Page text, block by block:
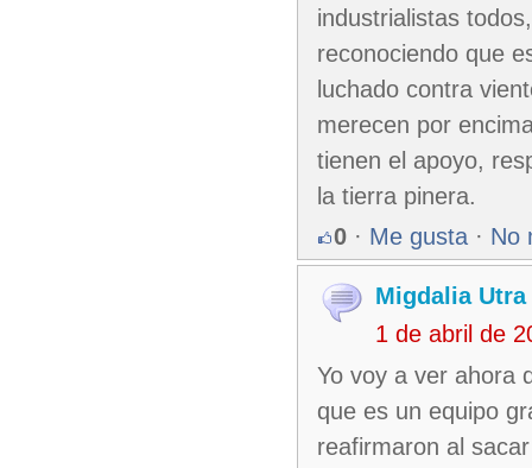
industrialistas
reconociendo que
luchado contra
merecen por
tienen el apoyo,
la tierra pinera.
0 · Me gusta · No
Migdalia Utra
1 de abril de
Yo voy a ver ahora
que es un equipo
reafirmaron al